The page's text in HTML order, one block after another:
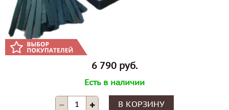
6 790 руб.
Есть в наличии
В КОРЗИНУ